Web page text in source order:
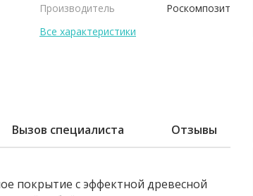
Производитель
Роскомпозит
Все характеристики
Вызов специалиста Отзывы
покрытие с эффектной древесной